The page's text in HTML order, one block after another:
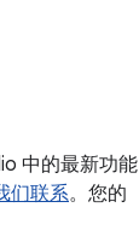
中的最新功能
们联系。您的